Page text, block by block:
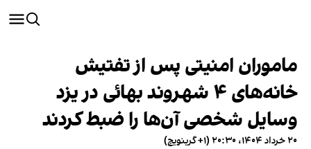
ماموران امنیتی پس از تفتیش
خانه‌های ۴ شهروند بهائی در یزد
وسایل شخصی آن‌ها را ضبط کردند
۲۰ خرداد ۱۴۰۴، ۲۰:۳۰ (‎+۱ گرینویچ)